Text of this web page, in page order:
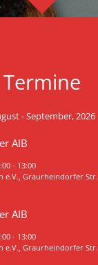
Termine
- September, 2026
AIB
- 13:00
e.V., Graurheindorfer
AIB
- 13:00
e.V., Graurheindorfer